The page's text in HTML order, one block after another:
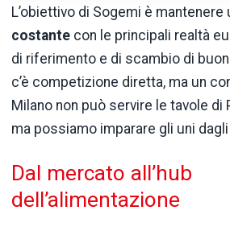
L’obiettivo di Sogemi è mantenere
costante con le principali realtà
di riferimento e di scambio di
c’è competizione diretta, ma un
Milano non può servire le tavole di
ma possiamo imparare gli uni dagli
Dal mercato all’hub
dell’alimentazione